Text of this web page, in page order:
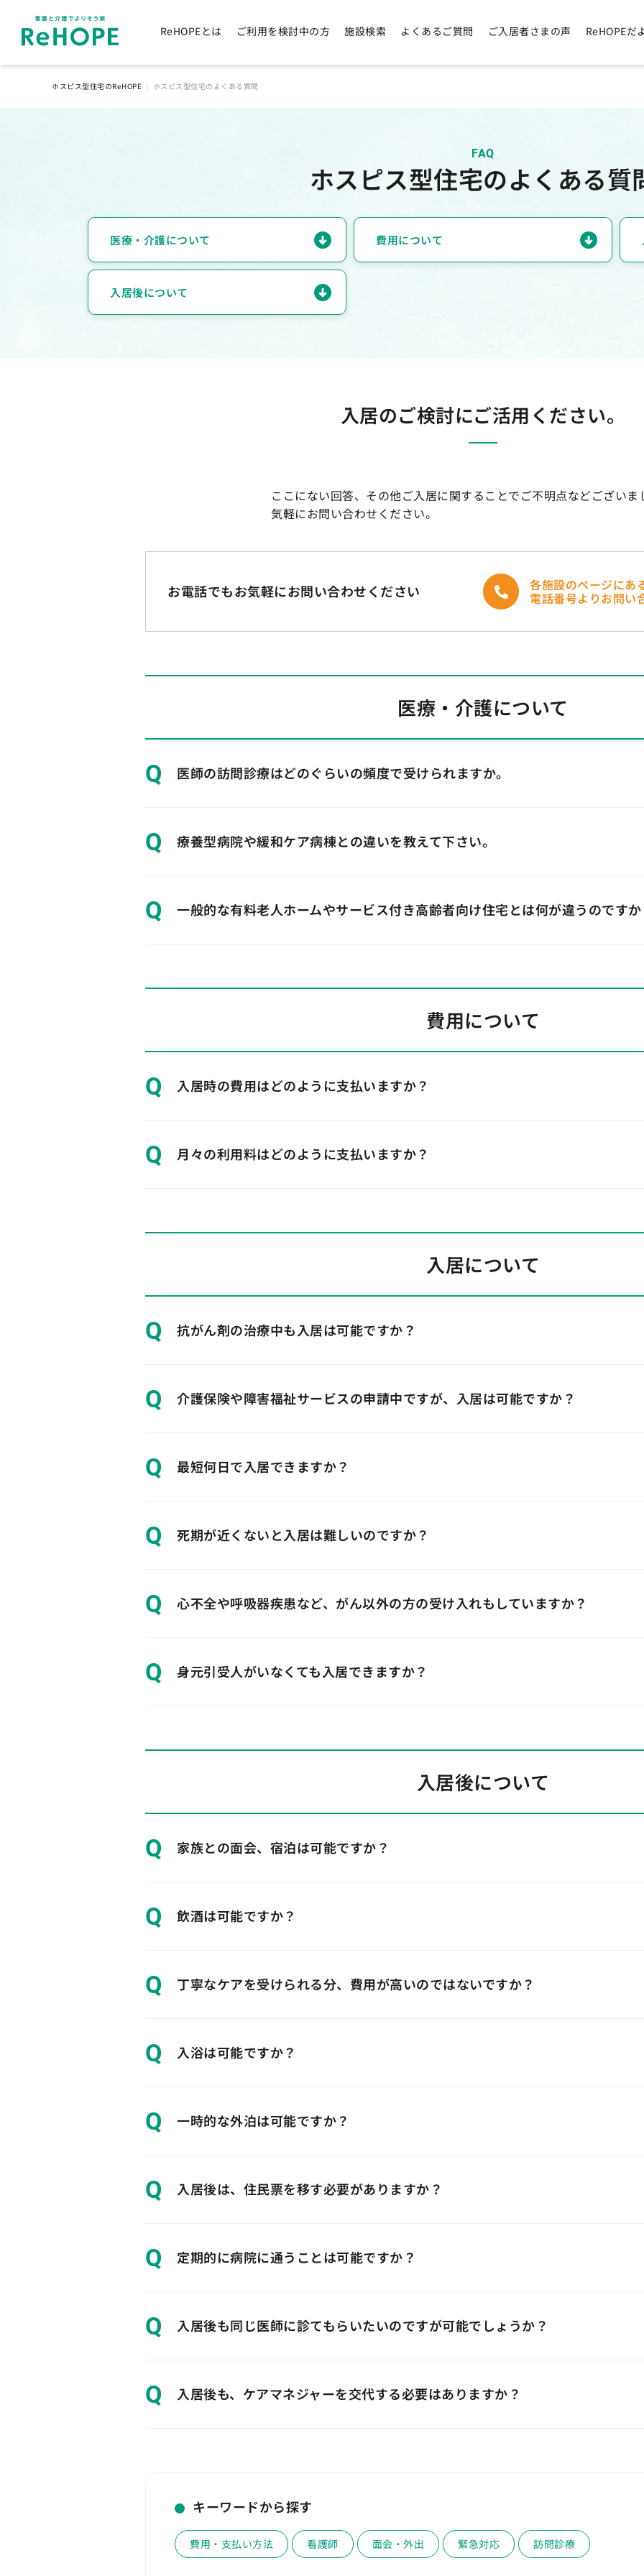
ReHOPEとは ご利用を検討中の方 施設検索 よくあるご質問 ご入居者さまの声 ReHOPEだ
ホスピス型住宅のReHOPE ホスピス型住宅のよくある質問
FAQ
ホスピス型住宅のよくある質
医療・介護について 費用について
入居後について
入居のご検討にご活用ください。
ここにない回答、その他ご入居に関することでご不明点などございま
気軽にお問い合わせください。
お電話でもお気軽にお問い合わせください 各施設のページにあ
電話番号よりお問い
医療・介護について
Q 医師の訪問診療はどのぐらいの頻度で受けられますか。
Q 療養型病院や緩和ケア病棟との違いを教えて下さい。
Q 一般的な有料老人ホームやサービス付き高齢者向け住宅とは何が違うのです
費用について
Q 入居時の費用はどのように支払いますか？
Q 月々の利用料はどのように支払いますか？
入居について
Q 抗がん剤の治療中も入居は可能ですか？
Q 介護保険や障害福祉サービスの申請中ですが、入居は可能ですか？
Q 最短何日で入居できますか？
Q 死期が近くないと入居は難しいのですか？
Q 心不全や呼吸器疾患など、がん以外の方の受け入れもしていますか？
Q 身元引受人がいなくても入居できますか？
入居後について
Q 家族との面会、宿泊は可能ですか？
Q 飲酒は可能ですか？
Q 丁寧なケアを受けられる分、費用が高いのではないですか？
Q 入浴は可能ですか？
Q 一時的な外泊は可能ですか？
Q 入居後は、住民票を移す必要がありますか？
Q 定期的に病院に通うことは可能ですか？
Q 入居後も同じ医師に診てもらいたいのですが可能でしょうか？
Q 入居後も、ケアマネジャーを交代する必要はありますか？
キーワードから探す
費用・支払い方法 看護師 面会・外出 緊急対応 訪問診療